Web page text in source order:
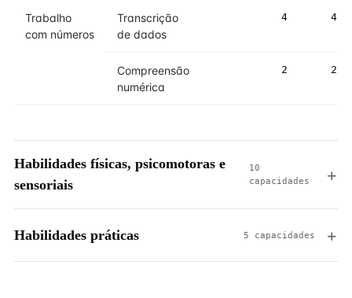
Trabalho
com números
Transcrição
de dados
4 4
Compreensão
numérica
2 2
Habilidades físicas, psicomotoras e
sensoriais
10
capacidades
Habilidades práticas 5 capacidades